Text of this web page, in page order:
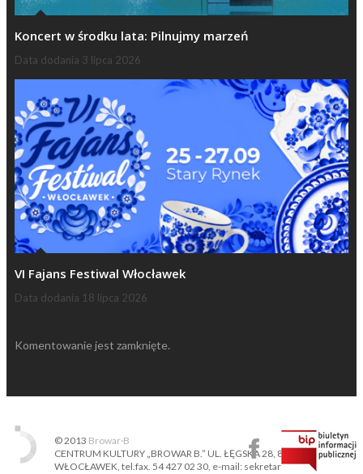
Koncert w środku lata: Pilnujmy marzeń
Data dodania 3 lipca 2026
VI Fajans Festiwal Włocławek
Data dodania 18 lipca 2026
Komentowanie jest zamknięte.
© 2013 Browar·B
CENTRUM KULTURY „BROWAR B.” UL. ŁĘGSKA 28, 87-800
WŁOCŁAWEK, tel.fax. 54 427 02 30, e-mail: sekretariat@ckbb.pl